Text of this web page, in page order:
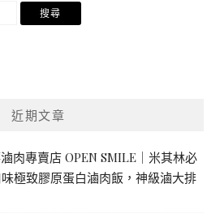
近期文章
肉專賣店 OPEN SMILE｜米其林必
極致膠原蛋白滷肉飯，神級滷大排